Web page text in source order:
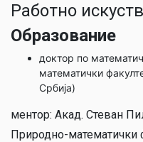
Работно
Образование
доктор по
математички
Србија)
ментор: Акад. Стеван
Природно-математички